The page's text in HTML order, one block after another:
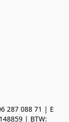
287 088 71 | E
| BTW: